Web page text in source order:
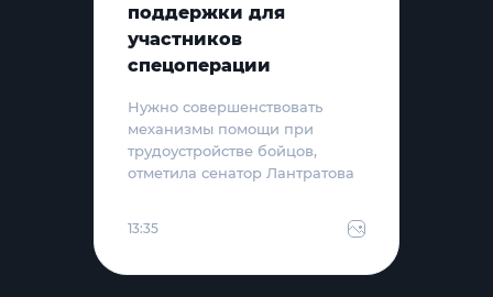
поддержки для
участников
спецоперации
Нужно совершенствовать
механизмы помощи при
трудоустройстве бойцов,
отметила сенатор Лантратова
13:35